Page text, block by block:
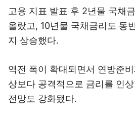
고용 지표 발표 후 2년물 국채
올랐고, 10년물 국채금리도 동
지 상승했다.
역전 폭이 확대되면서 연방준
상보다 공격적으로 금리를 인
전망도 강화됐다.